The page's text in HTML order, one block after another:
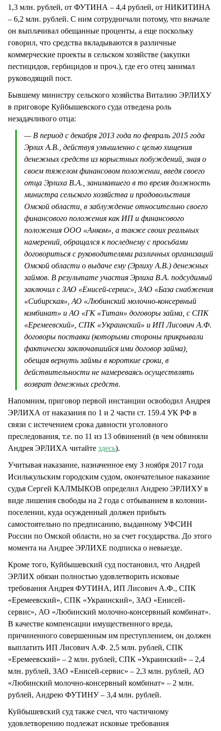
1,3 млн. рублей, от ФУТИНА – 4,4 рублей, от НИКИТИНА
– 6,2 млн. рублей. С ним сотрудничали потому, что вначале
он выплачивал обещанные проценты, а еще поскольку
говорил, что средства вкладываются в различные
коммерческие проекты в сельском хозяйстве (закупки
пестицидов, гербицидов и проч.), где его отец занимал
руководящий пост.
Бывшему министру сельского хозяйства Виталию ЭРЛИХУ
в приговоре Куйбышевского суда отведена роль
незадачливого отца:
— В период с декабря 2013 года по февраль 2015 года
Эрлих А.В., действуя умышленно с целью хищения
денежных средств из корыстных побуждений, зная о
своем тяжелом финансовом положении, введя своего
отца Эрлиха В.А., занимавшего в то время должность
министра сельского хозяйства и продовольствия
Омской области, в заблуждение относительно своего
финансового положения как ИП и финансового
положения ООО «Анком», а также своих реальных
намерений, обращался к последнему с просьбами
договориться с руководителями различных организаций
Омской области о выдаче ему (Эрлиху А.В.) денежных
займов. В результате участия Эрлиха В.А. подсудимый
заключил с ЗАО «Енисей-сервис», ЗАО «База снабжения
«Сибирская», АО «Любинский молочно-консервный
комбинат» и АО «ГК «Титан» договоры займа, с СПК
«Еремеевский», СПК «Украинский» и ИП Лисович А.Ф.
договоры поставки (которыми стороны прикрывали
фактически заключавшийся ими договор займа),
обещая вернуть займы в короткие сроки, в
действительности не намереваясь осуществлять
возврат денежных средств.
Напомним, приговор первой инстанции освободил Андрея
ЭРЛИХА от наказания по 1 и 2 части ст. 159.4 УК РФ в
связи с истечением срока давности уголовного
преследования, т.е. по 11 из 13 обвинений (в чем обвиняли
Андрея ЭРЛИХА читайте здесь).
Учитывая наказание, назначенное ему 3 ноября 2017 года
Исилькульским городским судом, окончательное наказание
судья Сергей КАЛМЫКОВ определил Андрею ЭРЛИХУ в
виде лишения свободы на 2 года с отбыванием в колонии-
поселении, куда осужденный должен прибыть
самостоятельно по предписанию, выданному УФСИН
России по Омской области, но за счет государства. До этого
момента на Андрее ЭРЛИХЕ подписка о невыезде.
Кроме того, Куйбышевский суд постановил, что Андрей
ЭРЛИХ обязан полностью удовлетворить исковые
требования Андрея ФУТИНА, ИП Лисович А.Ф., СПК
«Еремеевский», СПК «Украинский», ЗАО «Енисей-
сервис», АО «Любинский молочно-консервный комбинат».
В качестве компенсации имущественного вреда,
причиненного совершенным им преступлением, он должен
выплатить ИП Лисович А.Ф. 2,5 млн. рублей, СПК
«Еремеевский» – 2 млн. рублей, СПК «Украинский» – 2,4
млн. рублей, ЗАО «Енисей-сервис» – 2,3 млн. рублей, АО
«Любинский молочно-консервный комбинат» – 2 млн.
рублей, Андрею ФУТИНУ – 3,4 млн. рублей.
Куйбышевский суд также счел, что частичному
удовлетворению подлежат исковые требования